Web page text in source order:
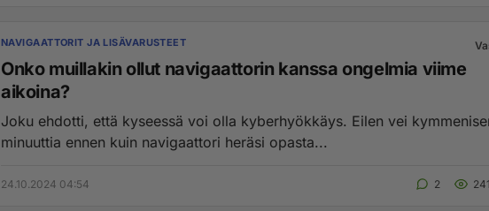
NAVIGAATTORIT JA LISÄVARUSTEET
Onko muillakin ollut navigaattorin kanssa ongelmia viime
aikoina?
Joku ehdotti, että kyseessä voi olla kyberhyökkäys. Eilen vei
minuuttia ennen kuin navigaattori heräsi opasta...
24.10.2024 04:54 2 241